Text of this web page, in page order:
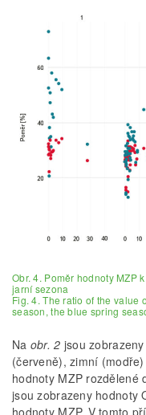
Obr. 4. Poměr hodnoty MZP
jarní sezona
Fig. 4. The ratio of the value
season, the blue spring
Na obr. 2 jsou
(červeně), zimní
hodnoty MZP rozdělené
jsou zobrazeny hodnoty
hodnoty MZP. V tomto